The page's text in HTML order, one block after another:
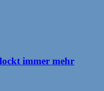
immer mehr